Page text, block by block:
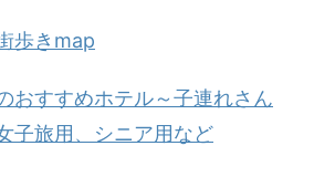
歩きmap
おすすめホテル～子連れさん
子旅用、シニア用など